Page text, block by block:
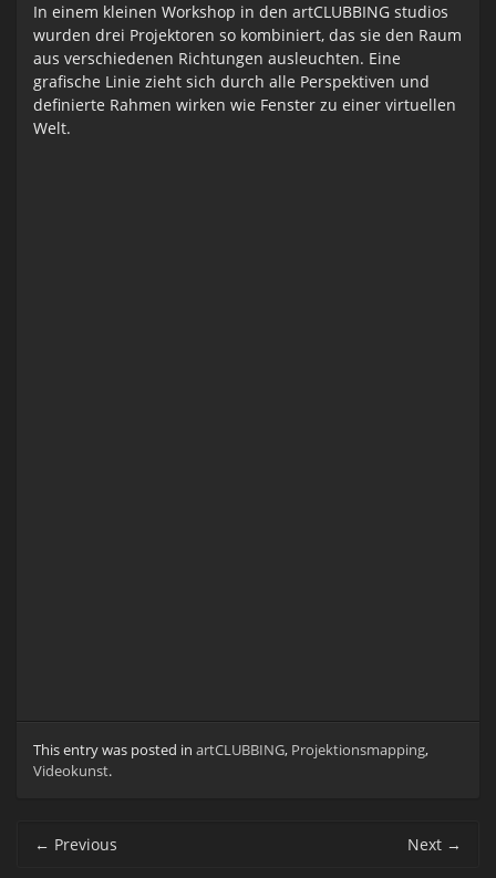
In einem kleinen Workshop in den artCLUBBING studios
wurden drei Projektoren so kombiniert, das sie den Raum
aus verschiedenen Richtungen ausleuchten. Eine
grafische Linie zieht sich durch alle Perspektiven und
definierte Rahmen wirken wie Fenster zu einer virtuellen
Welt.
This entry was posted in artCLUBBING, Projektionsmapping,
Videokunst.
navigation
← Previous Next →